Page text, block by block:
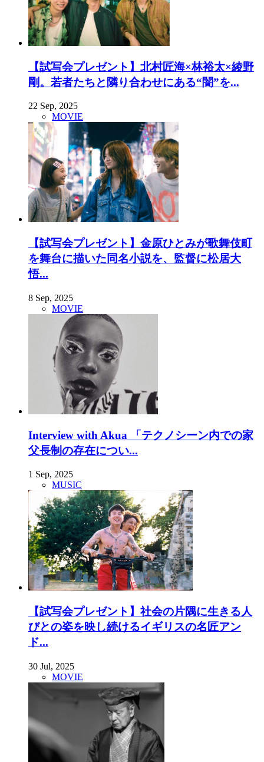
【試写会プレゼント】北村匠海×林裕太×綾野
剛。若者たちと隣り合わせにある“闇”を...
22 Sep, 2025
MOVIE
【試写会プレゼント】金原ひとみが歌舞伎町
を舞台に描いた同名小説を、監督に松居大
悟...
8 Sep, 2025
MOVIE
Interview with Akua 「テクノシーン内での家
父長制の存在につい...
1 Sep, 2025
MUSIC
【試写会プレゼント】社会の片隅に生きる人
びとの姿を映し続けるイギリスの名匠アン
ド...
30 Jul, 2025
MOVIE